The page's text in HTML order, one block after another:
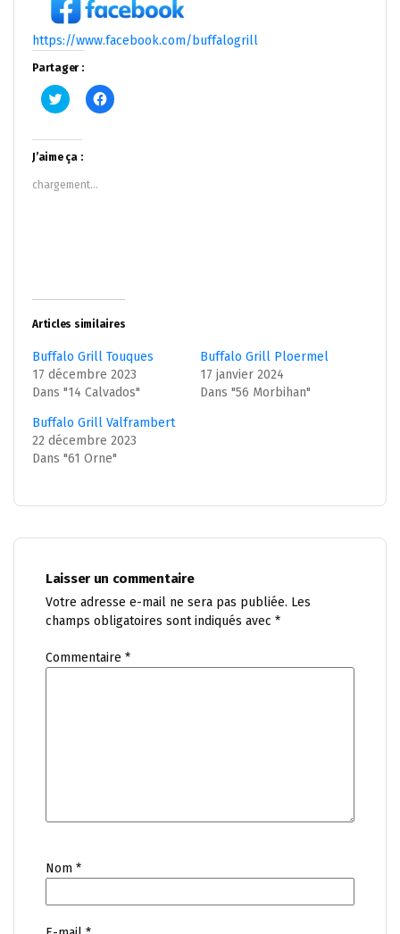
https://www.facebook.com/buffalogrill
Partager :
Cliquez
pour
Twitter(ouvre
dans
une
nouvelle
fenêtre)
Cliquez
pour
J’aime ça :
chargement…
Articles similaires
Buffalo Grill Touques
17 décembre 2023
Dans "14 Calvados"
Buffalo Grill Ploermel
17 janvier 2024
Dans "56 Morbihan"
Buffalo Grill Valframbert
22 décembre 2023
Dans "61 Orne"
Laisser un commentaire
Votre adresse e-mail ne sera pas publiée. Les
champs obligatoires sont indiqués avec *
Commentaire *
Nom *